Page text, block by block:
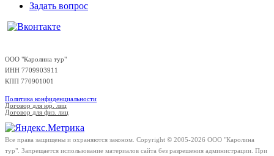
Задать вопрос
ООО "Каролина тур"
ИНН 7709903911
КПП 770901001
Политика конфиденциальности
Договор для юр. лиц
Договор для физ. лиц
Все права защищены и охраняются законом. Copyright © 2005-2026 OOO "Каролина
тур". Запрещается использование материалов сайта без разрешения администрации. При